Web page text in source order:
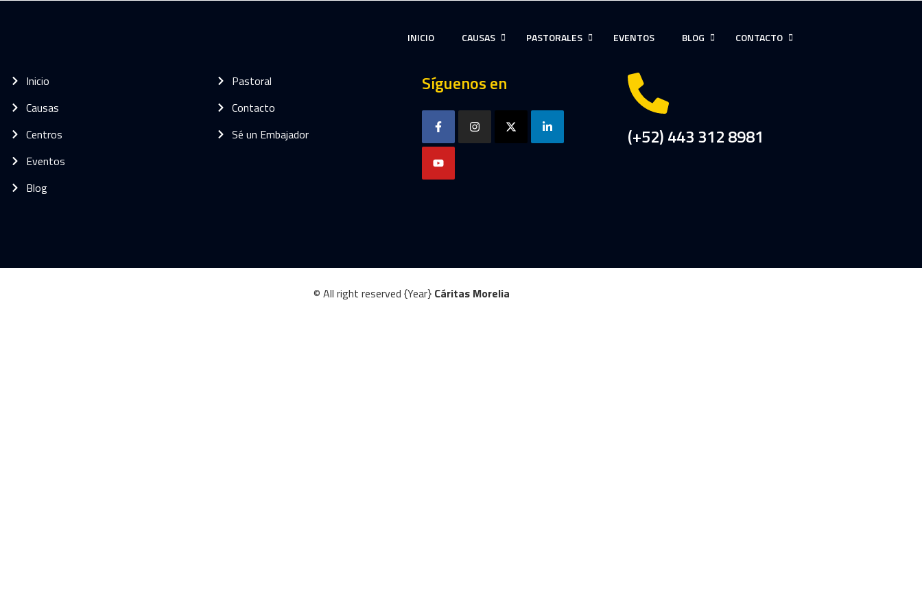
INICIO CAUSAS PASTORALES EVENTOS BLOG CONTACTO
Inicio
Causas
Centros
Eventos
Blog
Pastoral
Contacto
Sé un Embajador
Síguenos en
(+52) 443 312 8981
© All right reserved {Year} Cáritas Morelia